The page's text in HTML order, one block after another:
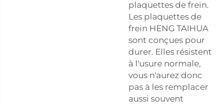
plaquettes de frein.
Les plaquettes de
frein HENG TAIHUA
sont conçues pour
durer. Elles résistent
à l'usure normale,
vous n'aurez donc
pas à les remplacer
aussi souvent